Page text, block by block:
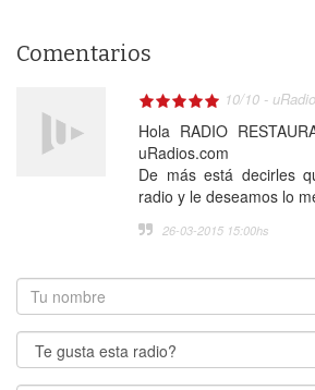
Comentarios
10/10 -
Hola RADIO
uRadios.com
De más está decirles
radio y le deseamos lo
26-03-2015 15:00hs